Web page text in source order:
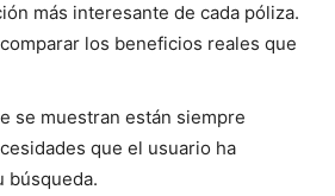
más interesante de cada póliza.
los beneficios reales que
se muestran están siempre
que el usuario ha
búsqueda.